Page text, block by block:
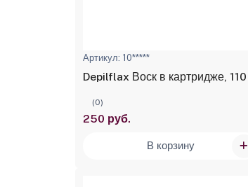
Артикул: 10*****
(0)
250 руб.
В корзину